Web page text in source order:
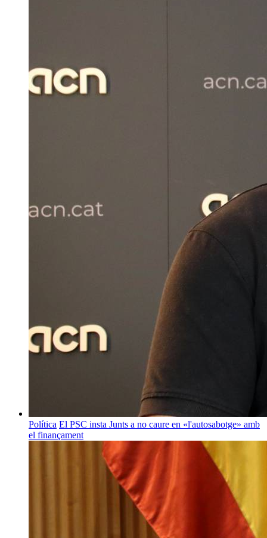
Política El PSC insta Junts a no caure en «l'autosabotge» amb
el finançament